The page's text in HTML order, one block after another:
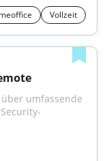
Vollzeit
umfassende